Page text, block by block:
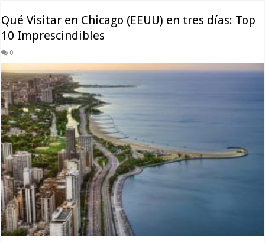
Qué Visitar en Chicago (EEUU) en tres días: Top
10 Imprescindibles
0